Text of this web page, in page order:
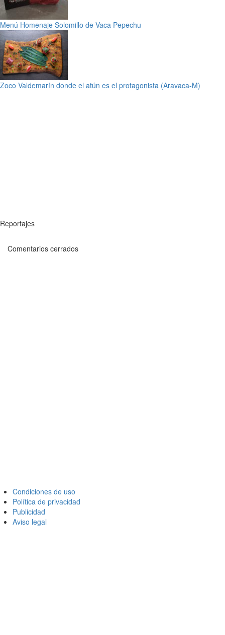
Menú Homenaje Solomillo de Vaca Pepechu
Zoco Valdemarín donde el atún es el protagonista (Aravaca-M)
Reportajes
Comentarios cerrados
Condiciones de uso
Política de privacidad
Publicidad
Aviso legal